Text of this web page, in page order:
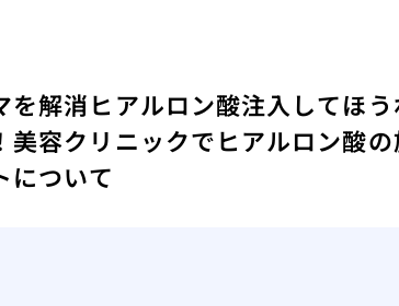
を解消ヒアルロン酸注入してほ
美容クリニックでヒアルロン酸
について